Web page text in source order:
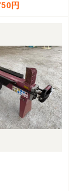
円